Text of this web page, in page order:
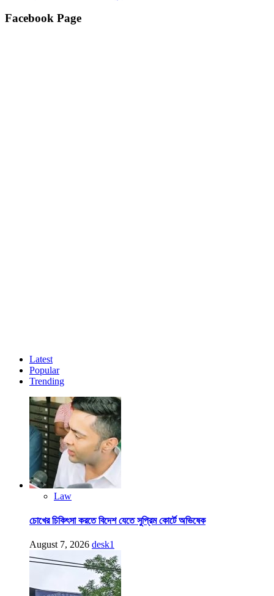
Facebook Page
Latest
Popular
Trending
Law
চোখের চিকিৎসা করতে বিদেশ যেতে সুপ্রিম কোর্টে অভিষেক
August 7, 2026 desk1